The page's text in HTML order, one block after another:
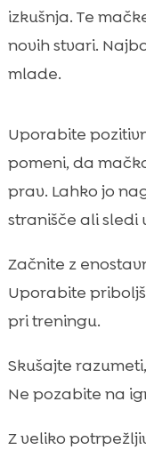
izkušnja. Te
novih stvari.
mlade.
Uporabite
pomeni, da
prav. Lahko jo
stranišče ali sledi
Začnite z
Uporabite
pri treningu.
Skušajte
Ne pozabite na
Z veliko